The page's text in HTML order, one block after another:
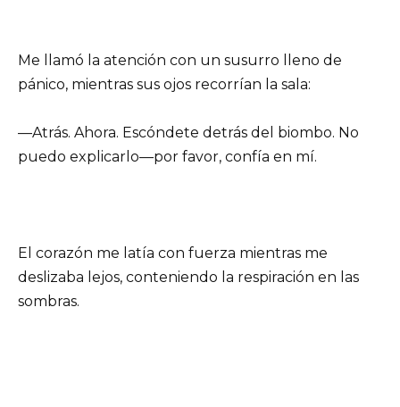
Me llamó la atención con un susurro lleno de
pánico, mientras sus ojos recorrían la sala:
—Atrás. Ahora. Escóndete detrás del biombo. No
puedo explicarlo—por favor, confía en mí.
El corazón me latía con fuerza mientras me
deslizaba lejos, conteniendo la respiración en las
sombras.